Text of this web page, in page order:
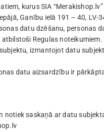
kurus SIA
Ganību ielā 191 – 40, LV-
datu dzēšanu, personas
Regulas noteikumiem.
izmantojot datu
datu aizsardzību ir
notiek saskaņā ar datu